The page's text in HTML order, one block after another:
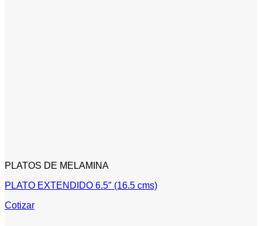
PLATOS DE MELAMINA
PLATO EXTENDIDO 6.5″ (16.5 cms)
Cotizar